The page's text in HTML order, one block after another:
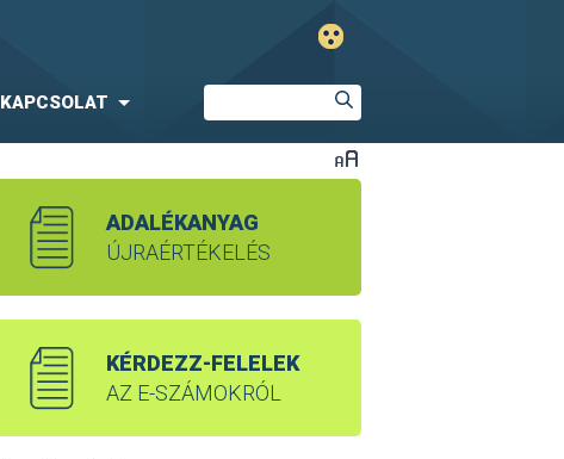
KAPCSOLAT
ADALÉKANYAG
ÚJRAÉRTÉKELÉS
KÉRDEZZ-FELELEK
AZ E-SZÁMOKRÓL